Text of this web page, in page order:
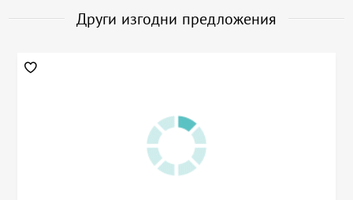
Други изгодни предложения